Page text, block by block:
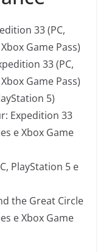
33 (PC,
Game Pass)
33 (PC,
Game Pass)
5)
Expedition 33
e Xbox Game
PlayStation 5 e
the Great Circle
e Xbox Game